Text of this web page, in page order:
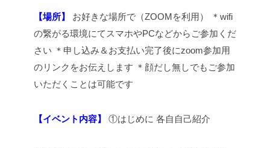
【場所】 お好きな場所で（ZOOMを利用）
＊wifi
の繋がる環境にてスマホやPCなどからご参加くだ
さい ＊申し込み＆お支払い完了後にzoom参加用
のリンクをお伝えします ＊顔だし無しでもご参加
いただくことは可能です
【イベント内容】 ①はじめに 各自自己紹介